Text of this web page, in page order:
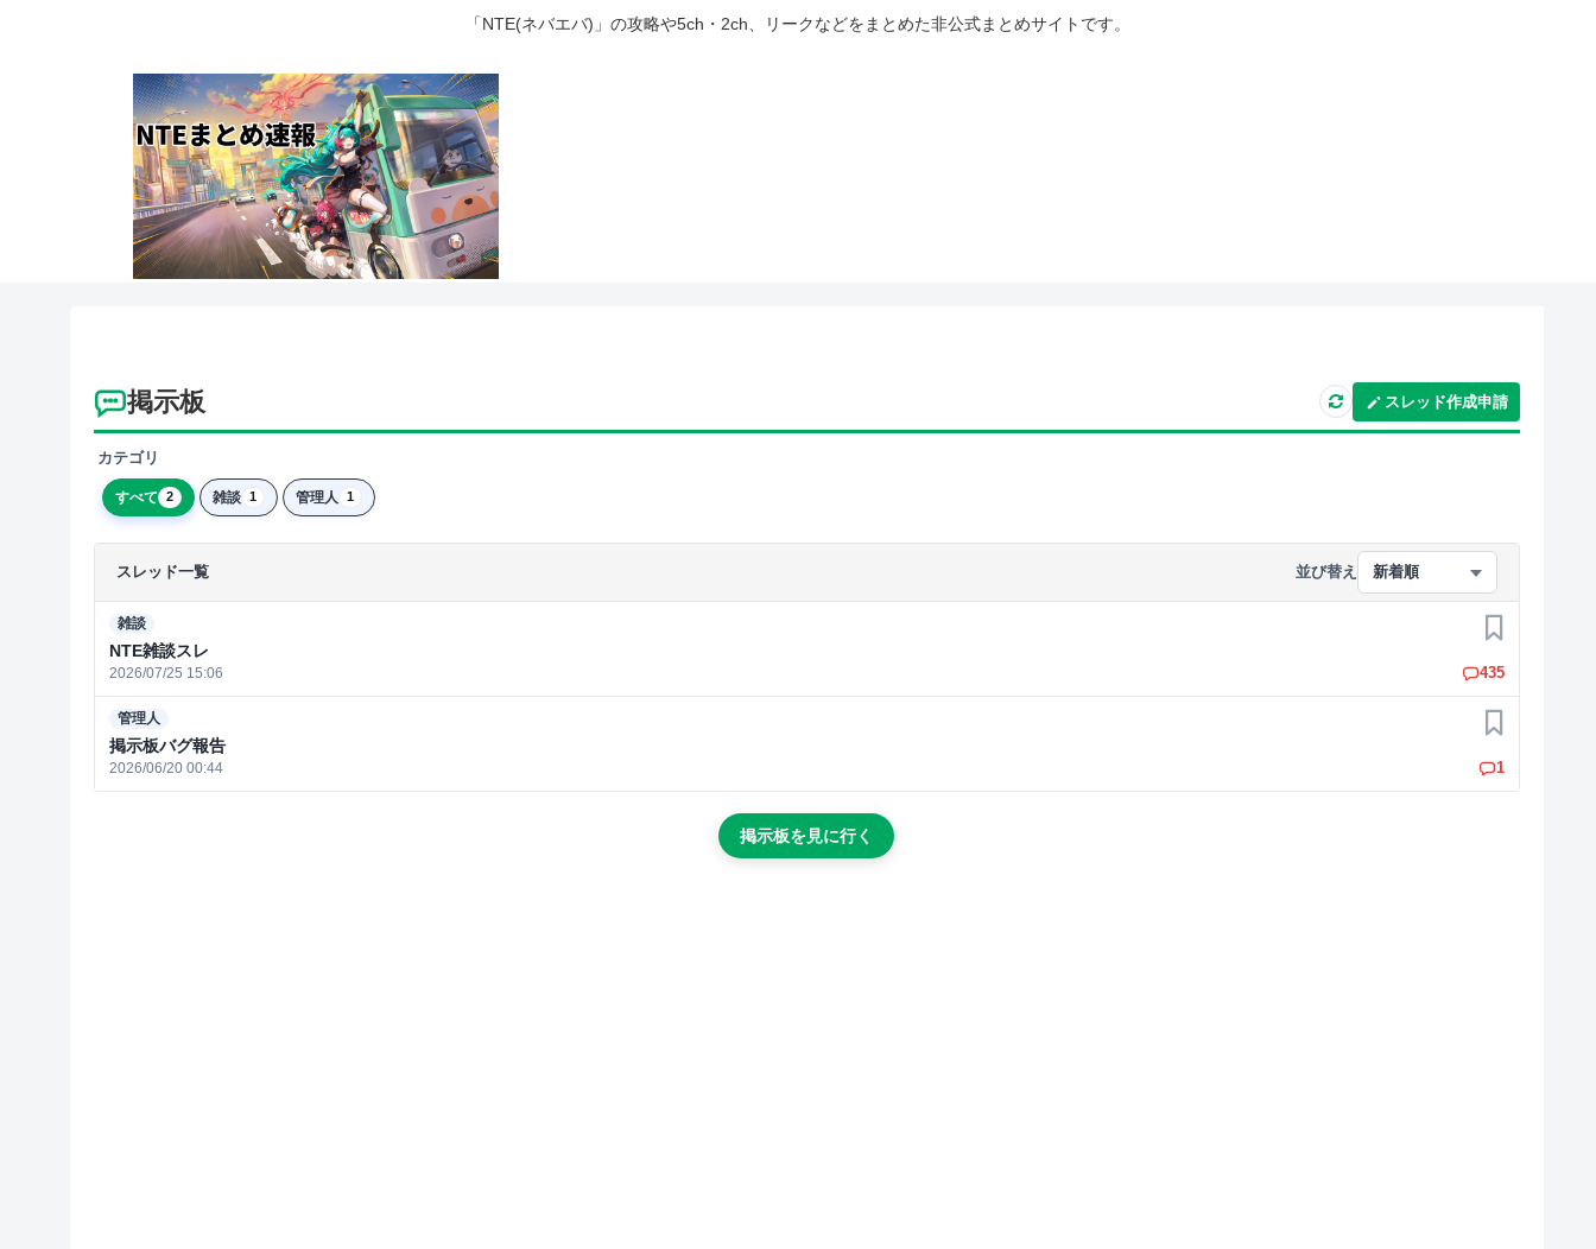
「NTE(ネバエバ)」の攻略や5ch・2ch、リークなどをまとめた非公式まとめサイトです。
掲示板 スレッド作成申請
カテゴリ
すべて 2 雑談 1 管理人 1
スレッド一覧 並び替え 新着順
雑談
NTE雑談スレ
2026/07/25 15:06
お気に入り
435
管理人
掲示板バグ報告
2026/06/20 00:44
お気に入り
1
掲示板を見に行く